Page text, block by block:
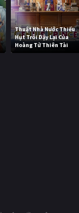
Thuật Nhà Nước Thiếu
Hụt Trỗi Dậy Lại Của
Hoàng Tử Thiên Tài